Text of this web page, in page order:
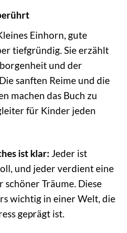
Einhorn, gute
tiefgründig. Sie erzählt
und der
sanften Reime und die
machen das Buch zu
für Kinder jeden
ist klar: Jeder ist
und jeder verdient eine
Träume. Diese
wichtig in einer Welt, die
geprägt ist.